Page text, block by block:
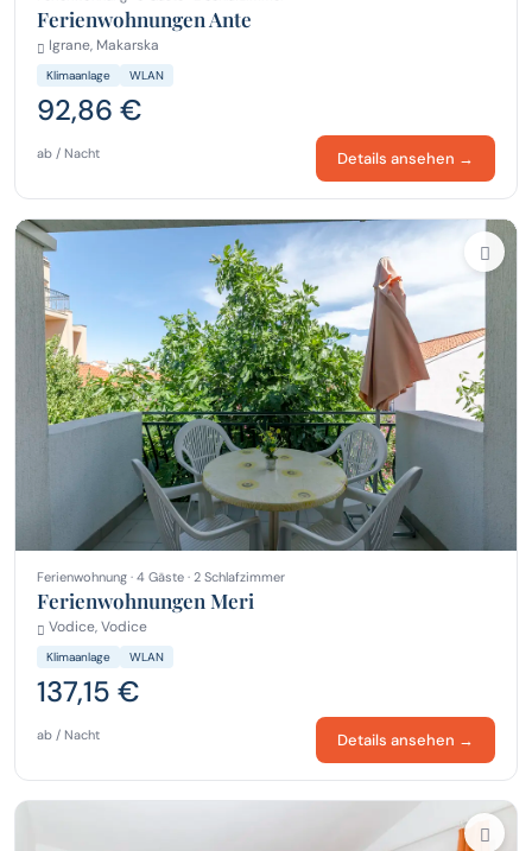
Ferienwohnungen Ante
Igrane, Makarska
Klimaanlage WLAN
92,86 €
ab / Nacht Details ansehen →
Ferienwohnung · 4 Gäste · 2 Schlafzimmer
Ferienwohnungen Meri
Vodice, Vodice
Klimaanlage WLAN
137,15 €
ab / Nacht Details ansehen →